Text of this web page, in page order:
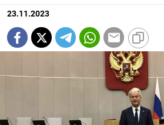
23.11.2023